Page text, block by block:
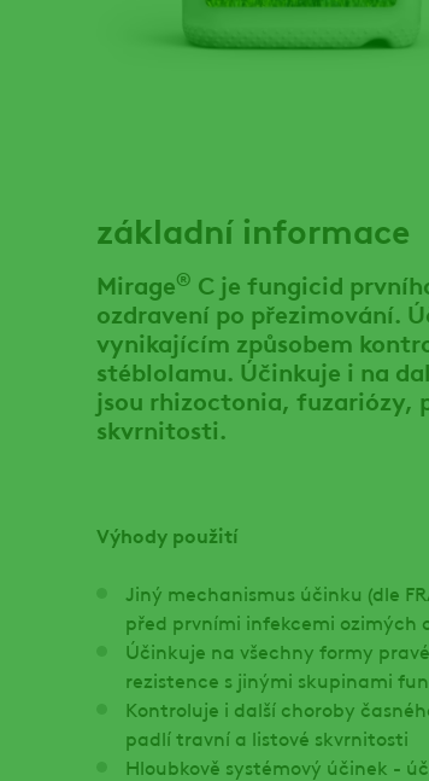
základní informace
Mirage® C je fungicid
ozdravení po přezimování.
vynikajícím způsobem
stéblolamu. Účinkuje i na
jsou rhizoctonia, fuzariózy,
skvrnitosti.
Výhody použití
Jiný mechanismus účinku (dle
před prvními infekcemi ozimých
Účinkuje na všechny formy
rezistence s jinými skupinami
Kontroluje i další choroby
padlí travní a listové skvrnitosti
Hloubkově systémový účinek -